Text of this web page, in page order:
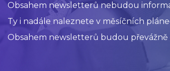
Obsahem newsletterů nebudou
Ty i nadále naleznete v měsíčních
Obsahem newsletterů budou